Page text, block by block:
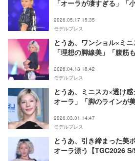
「オーラが凄すぎる」「
2026.05.17 15:35
モデルプレス
とうあ、ワンショル×ミ
「理想の脚線美」「腹筋
2026.04.18 18:42
モデルプレス
とうあ、ミニスカ×透け
オーラ」「脚のラインが
2026.03.31 14:47
モデルプレス
とうあ、引き締まった美
オーラ漂う【TGC2026 S/